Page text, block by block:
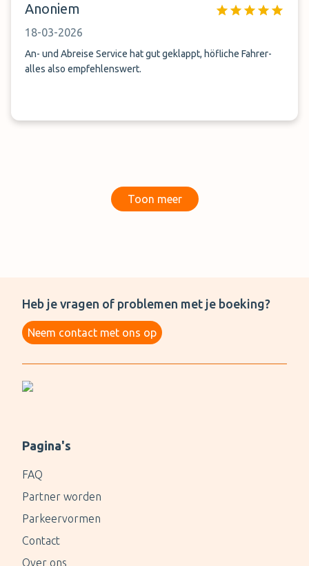
Anoniem
18-03-2026
An- und Abreise Service hat gut geklappt, höfliche Fahrer-
alles also empfehlenswert.
Toon meer
Heb je vragen of problemen met je boeking?
Neem contact met ons op
Pagina's
FAQ
Partner worden
Parkeervormen
Contact
Over ons